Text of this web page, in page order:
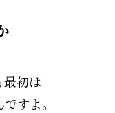
初は
すよ。